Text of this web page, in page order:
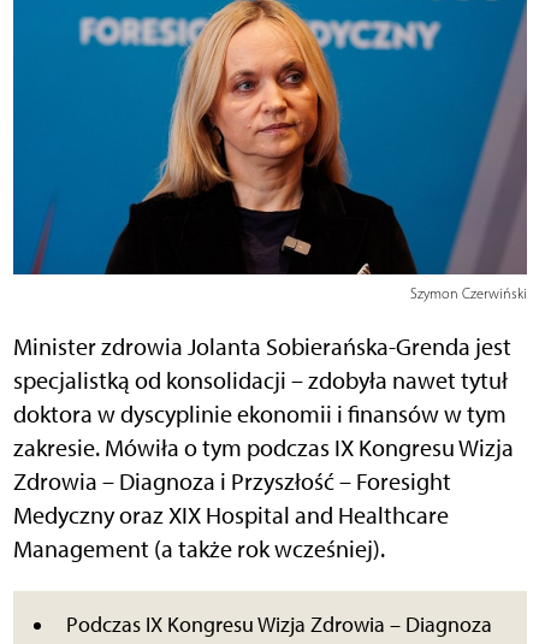
Szymon Czerwiński
Minister zdrowia Jolanta Sobierańska-Grenda jest
specjalistką od konsolidacji – zdobyła nawet tytuł
doktora w dyscyplinie ekonomii i finansów w tym
zakresie. Mówiła o tym podczas IX Kongresu Wizja
Zdrowia – Diagnoza i Przyszłość – Foresight
Medyczny oraz XIX Hospital and Healthcare
Management (a także rok wcześniej).
Podczas IX Kongresu Wizja Zdrowia – Diagnoza